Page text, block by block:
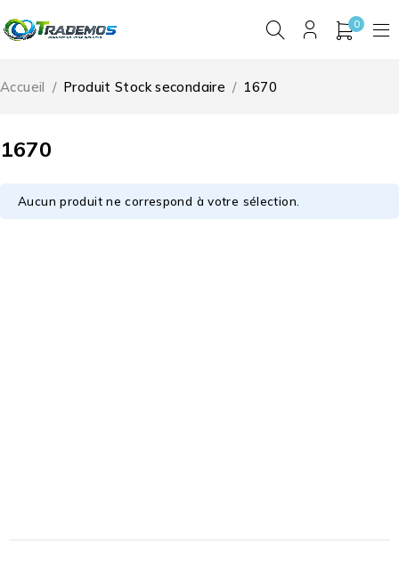
0
1670
Accueil / Produit Stock secondaire / 1670
Aucun produit ne correspond à votre sélection.